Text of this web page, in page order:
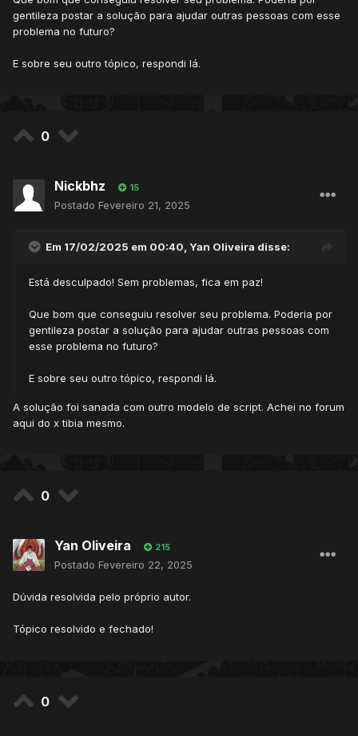
gentileza postar a solução para ajudar outras pessoas com esse
problema no futuro?
E sobre seu outro tópico, respondi lá.
0
Nickbhz 15
Postado Fevereiro 21, 2025
Em 17/02/2025 em 00:40, Yan Oliveira disse:
Está desculpado! Sem problemas, fica em paz!
Que bom que conseguiu resolver seu problema. Poderia por
gentileza postar a solução para ajudar outras pessoas com
esse problema no futuro?
E sobre seu outro tópico, respondi lá.
A solução foi sanada com outro modelo de script. Achei no forum
aqui do x tibia mesmo.
0
Yan Oliveira 215
Postado Fevereiro 22, 2025
Dúvida resolvida pelo próprio autor.
Tópico resolvido e fechado!
0